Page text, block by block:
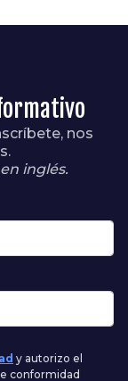
nos
inglés.
y autorizo el
conformidad